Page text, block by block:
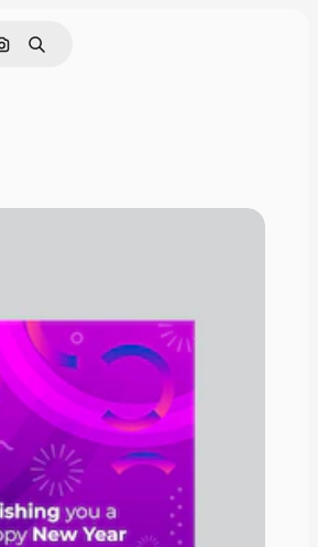
Cerca per immagine
Ricerca